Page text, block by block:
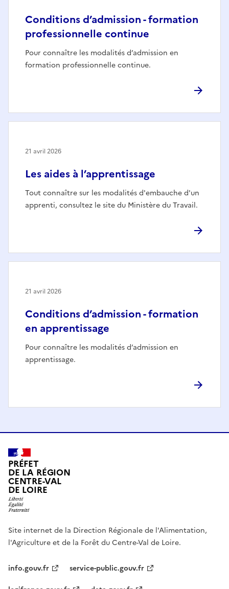
Conditions d’admission - formation
professionnelle continue
Pour connaître les modalités d’admission en
formation professionnelle continue.
Les aides à l’apprentissage
Tout connaître sur les modalités d'embauche d'un
apprenti, consultez le site du Ministère du Travail.
21 avril 2026
Conditions d’admission - formation
en apprentissage
Pour connaître les modalités d’admission en
apprentissage.
21 avril 2026
PRÉFET
DE LA RÉGION
CENTRE-VAL
DE LOIRE
Site internet de la Direction Régionale de l'Alimentation,
l'Agriculture et de la Forêt du Centre-Val de Loire.
info.gouv.fr
service-public.gouv.fr